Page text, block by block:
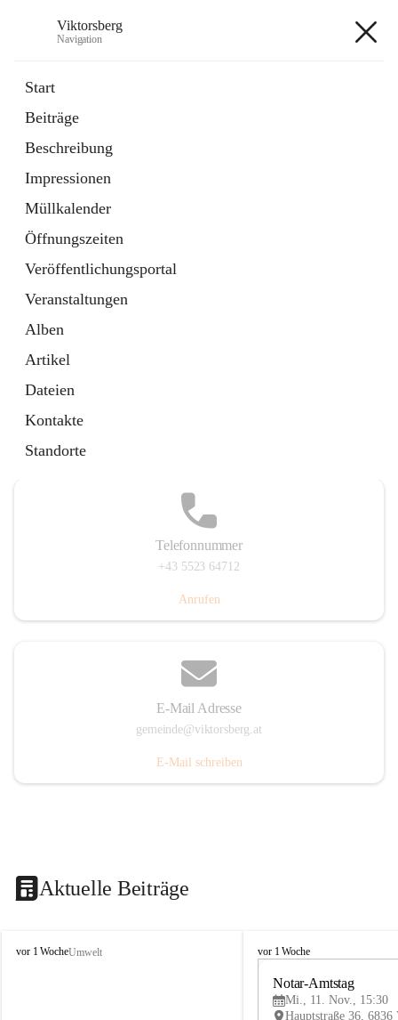
Viktorsberg
Navigation
Start
Beiträge
Beschreibung
Impressionen
Müllkalender
Öffnungszeiten
Veröffentlichungsportal
Veranstaltungen
Alben
Artikel
Dateien
Kontakte
Standorte
1 Schnellzugriff
Bürgerservice
10 Schnellzugriffe
Telefonnummer
+43 5523 64712
Anrufen
E-Mail Adresse
gemeinde@viktorsberg.at
E-Mail schreiben
Aktuelle Beiträge
V
vor 1 WocheUmwelt
V
vor 1 Woche
Notar-Amtstag
Mi., 11. Nov., 15:30